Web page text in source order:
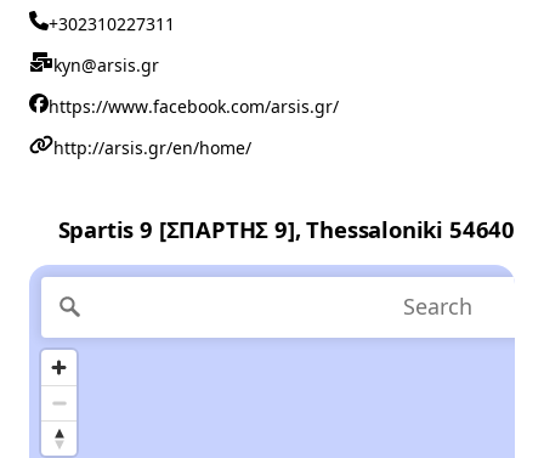
+302310227311
kyn@arsis.gr
https://www.facebook.com/arsis.gr/
http://arsis.gr/en/home/
Spartis 9 [ΣΠΑΡΤΗΣ 9], Thessaloniki 54640